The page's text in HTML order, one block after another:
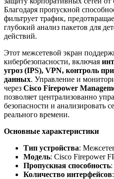
Благодаря пропускной
фильтрует трафик,
глубокий анализ пакетов для
действий.
Этот межсетевой экран
кибербезопасности, включая
угроз (IPS), VPN, контроль
данных. Управление и
через Cisco Firepower
позволяет централизованно
безопасности и анализировать
реального времени.
Основные характеристики
Тип устройства:
Модель: Cisco Firepower
Пропускная способность
Количество интерфейсов